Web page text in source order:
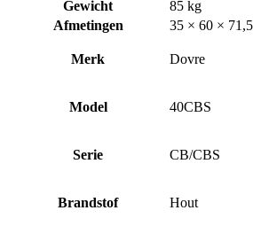
Gewicht
85 kg
Afmetingen
35 × 60 ×
Merk Dovre
Model 40CBS
Serie CB/CBS
Brandstof Hout